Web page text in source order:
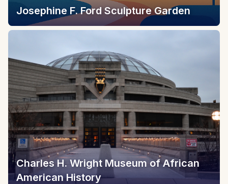
Josephine F. Ford Sculpture Garden
Charles H. Wright Museum of African
American History